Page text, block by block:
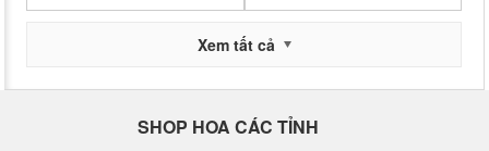
Xem tất cả
SHOP HOA CÁC TỈNH